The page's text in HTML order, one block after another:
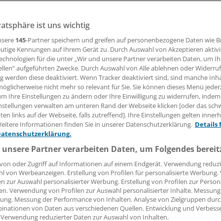
setzt die Krankenkasse Hoffnungen auf den
mehr Klinikqualität durch Mindestmengen und
05:55 Uhr
ist uns wichtig
145-Partner speichern und greifen auf personenbezogene Daten wie
Kennungen auf Ihrem Gerät zu. Durch Auswahl von Akzeptieren
für die unter „Wir und unsere Partner verarbeiten Daten, um
aufgeführten Zwecke. Durch Auswahl von Alle ablehnen oder
werden diese deaktiviert. Wenn Tracker deaktiviert sind, sind manche
nicht mehr so relevant für Sie. Sie können dieses Menü
Ihre Einstellungen zu ändern oder Ihre Einwilligung zu widerrufen, indem
verwalten am unteren Rand der Webseite klicken [oder das
links auf der Webseite, falls zutreffend]. Ihre Einstellungen gelten
Informationen finden Sie in unserer Datenschutzerklärung. Details
Partner verarbeiten Daten, um Folgendes
oder Zugriff auf Informationen auf einem Endgerät. Verwendung
von Werbeanzeigen. Erstellung von Profilen für personalisierte
zur Auswahl personalisierter Werbung. Erstellung von Profilen zur
Verwendung von Profilen zur Auswahl personalisierter Inhalte.
Messung der Performance von Inhalten. Analyse von Zielgruppen
von Daten aus verschiedenen Quellen. Entwicklung und
reduzierter Daten zur Auswahl von Inhalten.